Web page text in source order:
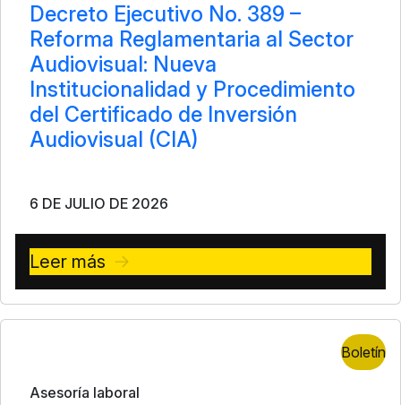
Decreto Ejecutivo No. 389 –
Reforma Reglamentaria al Sector
Audiovisual: Nueva
Institucionalidad y Procedimiento
del Certificado de Inversión
Audiovisual (CIA)
6 DE JULIO DE 2026
Leer más
Boletín
Asesoría laboral